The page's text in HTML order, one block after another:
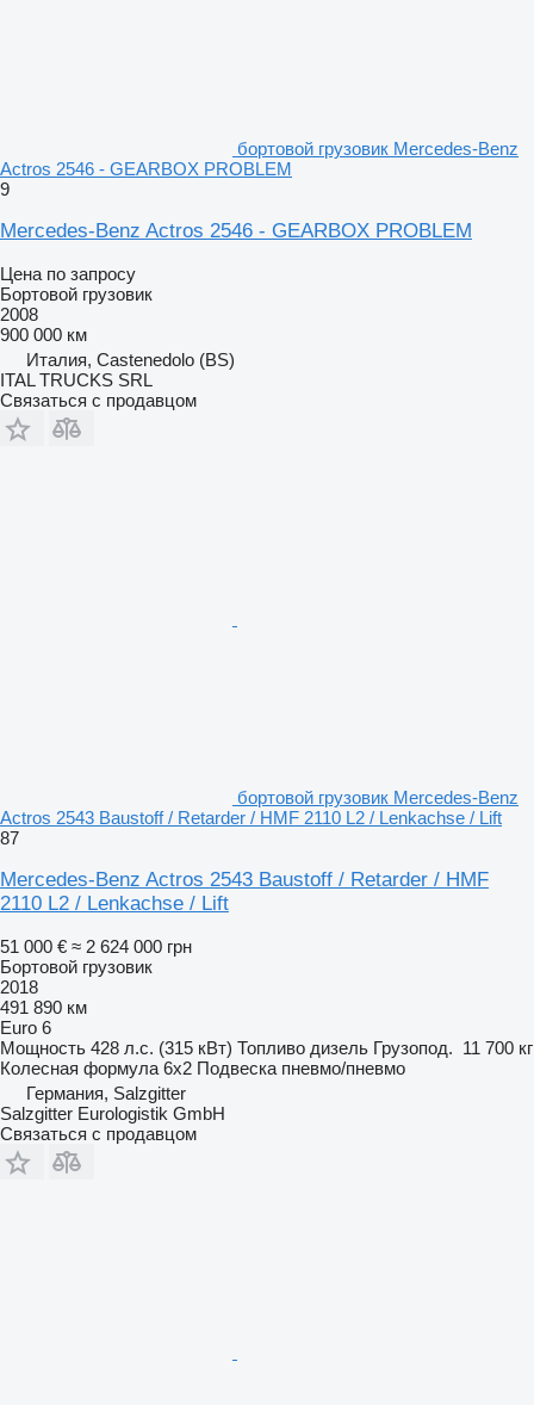
бортовой грузовик Mercedes-Benz
Actros 2546 - GEARBOX PROBLEM
9
Mercedes-Benz Actros 2546 - GEARBOX PROBLEM
Цена по запросу
Бортовой грузовик
2008
900 000 км
Италия, Castenedolo (BS)
ITAL TRUCKS SRL
Связаться с продавцом
бортовой грузовик Mercedes-Benz
Actros 2543 Baustoff / Retarder / HMF 2110 L2 / Lenkachse / Lift
87
Mercedes-Benz Actros 2543 Baustoff / Retarder / HMF
2110 L2 / Lenkachse / Lift
51 000 € ≈ 2 624 000 грн
Бортовой грузовик
2018
491 890 км
Euro 6
Мощность 428 л.с. (315 кВт) Топливо дизель Грузопод. 11 700 кг
Колесная формула 6x2 Подвеска пневмо/пневмо
Германия, Salzgitter
Salzgitter Eurologistik GmbH
Связаться с продавцом